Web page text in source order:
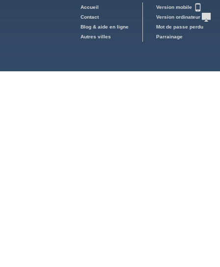
Accueil
Contact
Blog & aide en ligne
Autres villes
Version mobile
Version ordinateur
Mot de passe perdu
Parrainage